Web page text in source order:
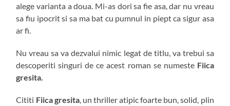
alege varianta a doua. Mi-as dori sa fie asa, dar nu vreau
sa fiu ipocrit si sa ma bat cu pumnul in piept ca sigur asa
ar fi.
Nu vreau sa va dezvalui nimic legat de titlu, va trebui sa
descoperiti singuri de ce acest roman se numeste Fiica
gresita.
Cititi Fiica gresita, un thriller atipic foarte bun, solid, plin